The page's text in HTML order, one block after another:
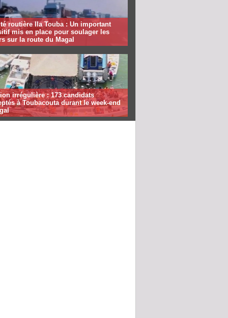
routière Ila Touba : Un important
mis en place pour soulager les
sur la route du Magal
irrégulière : 173 candidats
à Toubacouta durant le week-end